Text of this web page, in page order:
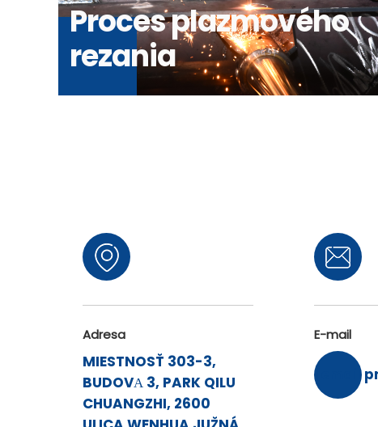
Proces plazmového
rezania
Adresa
MIESTNOSŤ 303-3,
BUDOVА 3, PARK QILU
CHUANGZHI, 2600
E-mail
[email